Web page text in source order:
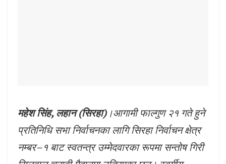
महेश सिंह, लहान (सिरहा)।आगामी फाल्गुण २१ गते हुने
प्रतिनिधि सभा निर्वाचनका लागि सिरहा निर्वाचन क्षेत्र
नम्बर–१ बाट स्वतन्त्र उम्मेदवारका रूपमा सन्तोष गिरी